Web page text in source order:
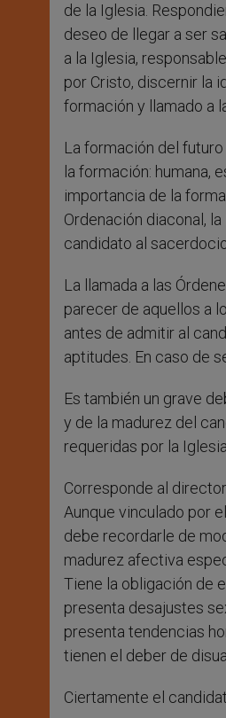
de la Iglesia.
deseo de llegar a ser
a la Iglesia,
por Cristo, discernir la
formación y llamado a
La formación del
la formación: humana,
importancia de la
Ordenación diaconal,
candidato al
La llamada a las
parecer de aquellos a
antes de admitir al
aptitudes. En caso de
Es también un grave
y de la madurez del
requeridas por la
Corresponde al
Aunque vinculado por
debe recordarle de
madurez afectiva
Tiene la obligación de
presenta desajustes
presenta tendencias
tienen el deber de
Ciertamente el